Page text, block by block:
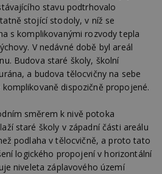
stavu podtrhovalo
stojící stodoly, v níž se
s komplikovanými rozvody tepla
V nedávné době byl areál
Budova staré školy, školní
a budova tělocvičny na sebe
dispozičně propojené.
směrem k nivě potoka
staré školy v západní části areálu
podlaha v tělocvičně, a proto tato
logického propojení v horizontální
niveleta záplavového území